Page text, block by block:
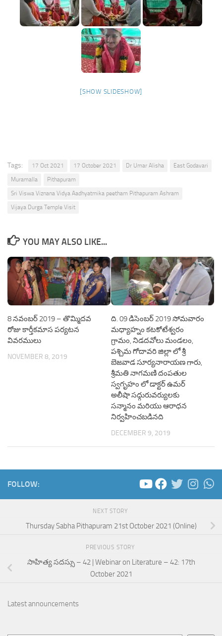
[SHOW SLIDESHOW]
Tags: 17 Oct 2021 17 October 2021 Dr Umar Alisha
East Godavari
Muramalla
Pithapuram
Sri Viswa Viznana Vidya Aadhyatmika peetham Pithapuram Ashram
Vijaya Durga Temple Visit
YOU MAY ALSO LIKE...
8 నవంబర్ 2019 – తొమ్మిదవ
రోజు కార్తీకమాస పర్యటన
వివరములు
NOVEMBER 8, 2019
ది. 09 డిసెంబర్ 2019 సోమవారం
మధ్యాహ్నం కటకోటేశ్వరం
గ్రామం, నిడదవోలు మండలం,
పశ్చిమ గోదావరి జిల్లా లో శ్రీ
బెజవాడ సూర్యనారాయణ గారు,
శ్రీమతి నాగమణి దంపతుల
స్వగృహం లో డాక్టర్ ఉమర్
అలీషా సధ్గురువర్యులకు
సన్మానం మరియు ఆరాధన
నిర్వహించబడినది
DECEMBER 9, 2019
FOLLOW:
NEXT STORY
Thursday Sabha Pithapuram 21st October 2021 (Online)
PREVIOUS STORY
సాహిత్య సదస్సు – 42 | Webinar on Literature – 42: 17th
October 2021
Latest announcements